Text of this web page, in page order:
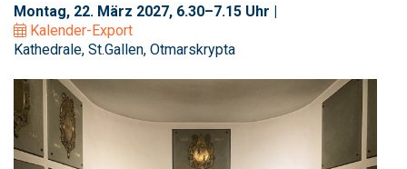
Montag, 22. März 2027, 6.30–7.15 Uhr |
Kalender-Export
Kathedrale, St.Gallen, Otmarskrypta